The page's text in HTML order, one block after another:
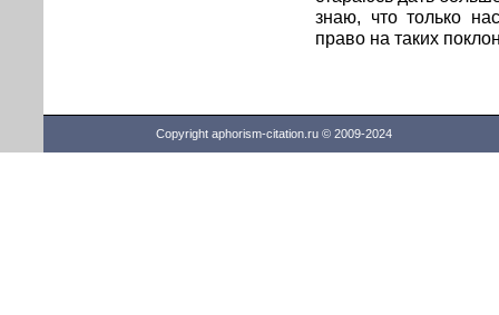
знаю, что только
право на таких
Copyright aphorism-citation.ru © 2009-2024